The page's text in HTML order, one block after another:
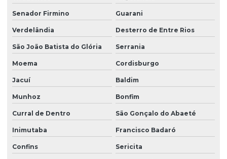
Senador Firmino Guarani
Verdelândia Desterro de Entre Rios
São João Batista do Glória Serrania
Moema Cordisburgo
Jacuí Baldim
Munhoz Bonfim
Curral de Dentro São Gonçalo do Abaeté
Inimutaba Francisco Badaró
Confins Sericita